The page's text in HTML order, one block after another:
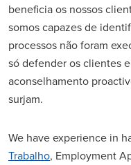
beneficia os nossos
somos capazes de
processos não foram
só defender os clientes
aconselhamento
surjam.
We have experience in
Trabalho, Employment